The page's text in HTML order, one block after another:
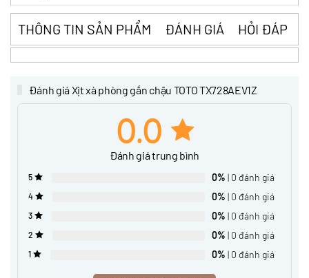
THÔNG TIN SẢN PHẨM ĐÁNH GIÁ HỎI ĐÁP
Đánh giá Xịt xà phòng gắn chậu TOTO TX728AEV1Z
0.0
Đánh giá trung bình
5 0% | 0 đánh giá
4 0% | 0 đánh giá
3 0% | 0 đánh giá
2 0% | 0 đánh giá
1 0% | 0 đánh giá